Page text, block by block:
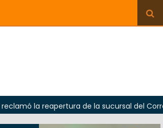
reapertura de la sucursal del Correo